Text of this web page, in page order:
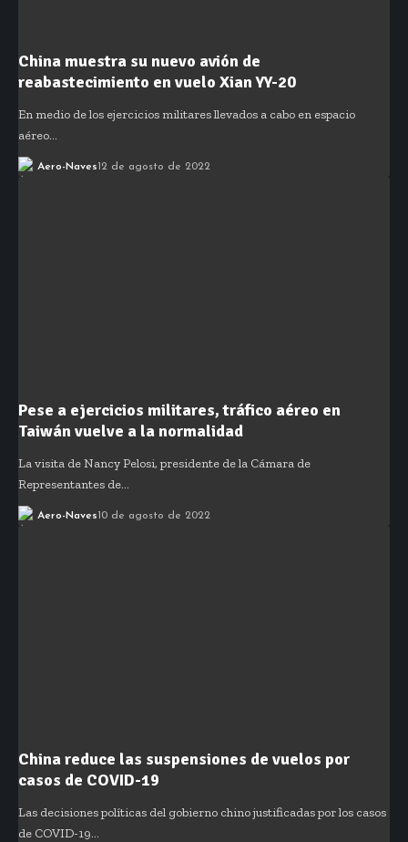
China muestra su nuevo avión de
reabastecimiento en vuelo Xian YY-20
En medio de los ejercicios militares llevados a cabo en espacio
aéreo…
Aero-Naves 12 de agosto de 2022
Pese a ejercicios militares, tráfico aéreo en
Taiwán vuelve a la normalidad
La visita de Nancy Pelosi, presidente de la Cámara de
Representantes de…
Aero-Naves10 de agosto de 2022
China reduce las suspensiones de vuelos por
casos de COVID-19
Las decisiones políticas del gobierno chino justificadas por los casos
de COVID-19…